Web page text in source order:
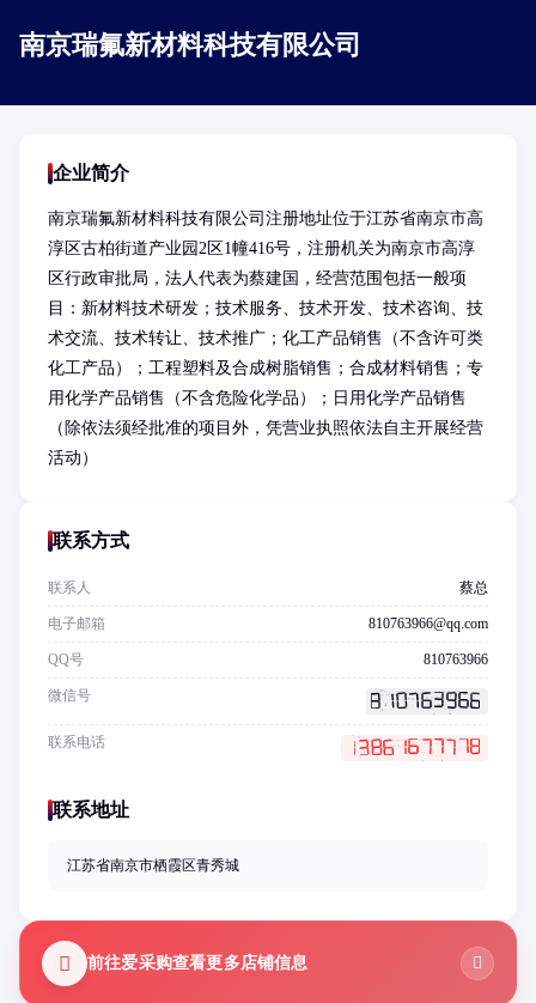
南京瑞氟新材料科技有限公司
企业简介
南京瑞氟新材料科技有限公司注册地址位于江苏省南京市高
淳区古柏街道产业园2区1幢416号，注册机关为南京市高淳
区行政审批局，法人代表为蔡建国，经营范围包括一般项
目：新材料技术研发；技术服务、技术开发、技术咨询、技
术交流、技术转让、技术推广；化工产品销售（不含许可类
化工产品）；工程塑料及合成树脂销售；合成材料销售；专
用化学产品销售（不含危险化学品）；日用化学产品销售
（除依法须经批准的项目外，凭营业执照依法自主开展经营
活动）
联系方式
联系人 蔡总
电子邮箱 810763966@qq.com
QQ号 810763966
微信号
联系电话
联系地址
江苏省南京市栖霞区青秀城
前往爱采购查看更多店铺信息